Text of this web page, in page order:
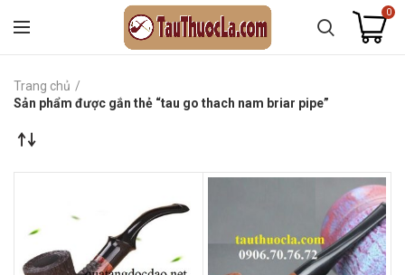
0
Trang chủ
Sản phẩm được gắn thẻ “tau go thach nam briar pipe”